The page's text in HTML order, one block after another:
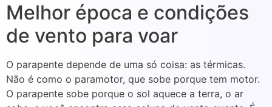
Melhor época e condições
de vento para voar
O parapente depende de uma só coisa: as térmicas.
Não é como o paramotor, que sobe porque tem motor.
O parapente sobe porque o sol aquece a terra, o ar